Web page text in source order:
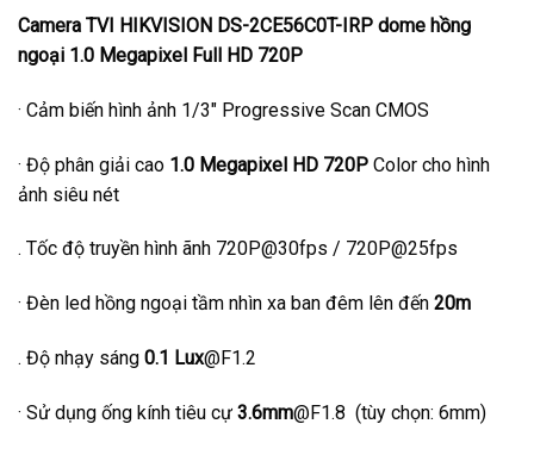
Camera TVI HIKVISION DS-2CE56C0T-IRP dome hồng
ngoại 1.0 Megapixel Full HD 720P
· Cảm biến hình ảnh 1/3″ Progressive Scan CMOS
· Độ phân giải cao 1.0 Megapixel HD 720P Color cho hình
ảnh siêu nét
. Tốc độ truyền hình ãnh 720P@30fps / 720P@25fps
· Đèn led hồng ngoại tầm nhìn xa ban đêm lên đến 20m
. Độ nhạy sáng 0.1 Lux@F1.2
· Sử dụng ống kính tiêu cự 3.6mm@F1.8 (tùy chọn: 6mm)